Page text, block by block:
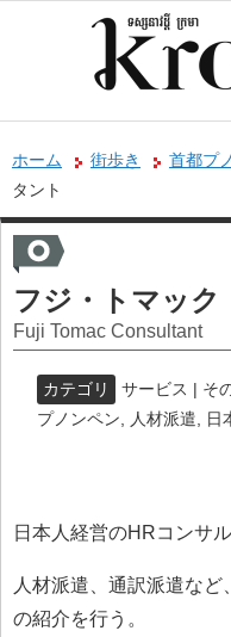
ホーム 街歩き 首都プ
タント
フジ・トマック
Fuji Tomac Consultant
カテゴリ サービス | そ
プノンペン
人材派遣 日
日本人経営のHRコンサ
人材派遣、通訳派遣な
の紹介を行う。